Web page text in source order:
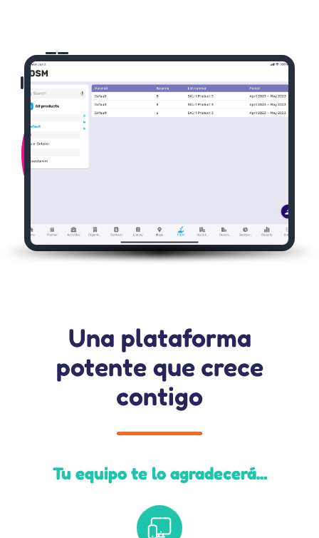
Una plataforma
potente que crece
contigo
Tu equipo te lo agradecerá...